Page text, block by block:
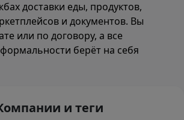
доставки еды, продуктов,
и документов. Вы
или по договору, а все
берёт на себя
и теги